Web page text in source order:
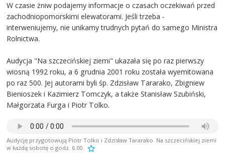
W czasie żniw podajemy informacje o czasach oczekiwań przed
zachodniopomorskimi elewatorami. Jeśli trzeba -
interweniujemy, nie unikamy trudnych pytań do samego Ministra
Rolnictwa.
Audycja "Na szczecińskiej ziemi" ukazała się po raz pierwszy
wiosną 1992 roku, a 6 grudnia 2001 roku została wyemitowana
po raz 500. Jej autorami byli śp. Zdzisław Tararako, Zbigniew
Bienioszek i Kazimierz Tomczyk, a także Stanisław Szubiński,
Małgorzata Furga i Piotr Tolko.
Audycję przygotowują Piotr Tolko i Zdzisław Tararako. Na szczecińskiej ziemi
w każdą sobotę o godz. 6.00.